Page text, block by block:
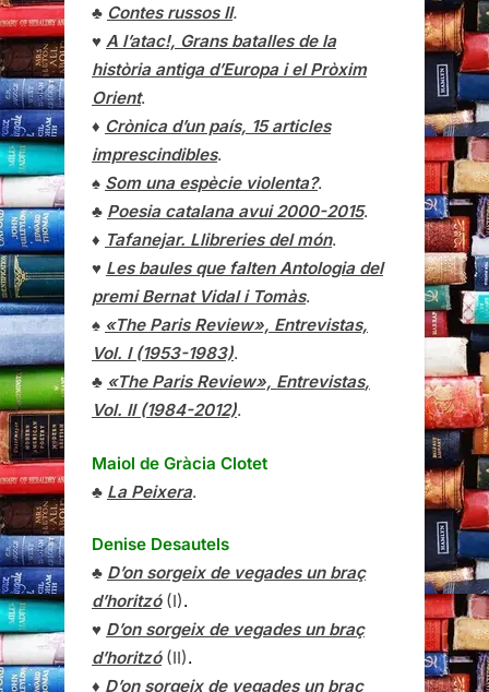
♣ Contes russos II.
♥ A l’atac!, Grans batalles de la
història antiga d’Europa i el Pròxim
Orient.
♦ Crònica d’un país, 15 articles
imprescindibles.
♠ Som una espècie violenta?.
♣ Poesia catalana avui 2000-2015.
♦ Tafanejar. Llibreries del món.
♥ Les baules que falten Antologia del
premi Bernat Vidal i Tomàs.
♠ «The Paris Review», Entrevistas,
Vol. I (1953-1983).
♣ «The Paris Review», Entrevistas,
Vol. II (1984-2012).
Maiol de Gràcia Clotet
♣ La Peixera.
Denise Desautels
♣ D’on sorgeix de vegades un braç
d’horitzó(I).
♥ D’on sorgeix de vegades un braç
d’horitzó(II).
♦ D’on sorgeix de vegades un braç